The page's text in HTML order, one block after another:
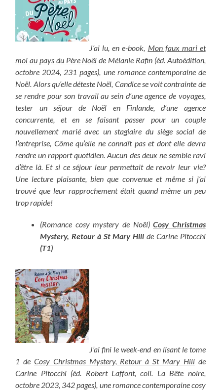
J’ai lu, en e-book, Mon faux mari et
moi au pays du Père Noël de Mélanie Rafin (éd. Autoédition,
octobre 2024, 231 pages), une romance contemporaine de
Noël. Alors qu’elle déteste Noël, Candice se voit contrainte de
se rendre pour son travail au sein d’une agence de voyages,
tester un séjour de Noël en Finlande, d’une agence
concurrente, et en se faisant passer pour un couple
nouvellement marié avec un stagiaire du siège social de
l’entreprise, Côme qu’elle ne connaît pas et dont elle devra
rendre un rapport quotidien. Aucun des deux ne semble ravi
d’être là. Et si ce séjour leur permettait de revoir leur vie?
Une lecture plaisante, bien que convenue et même si j’ai
trouvé que leur rapprochement était quand même un peu
trop rapide!
(Romance cosy mystery de Noël)Cosy Christmas
Mystery, Retour à St Mary Hill de Carine Pitocchi
(T1)
J’ai fini le week-end en lisant le tome
1 deCosy Christmas Mystery, Retour à St Mary Hillde
Carine Pitocchi (éd. Robert Laffont, coll. La Bête noire,
octobre 2023, 342 pages), une romance contemporaine cosy